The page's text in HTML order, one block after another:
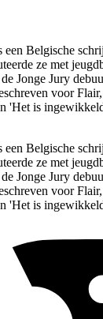
een Belgische
ze met
Jonge Jury
voor
'Het is
een Belgische
ze met
Jonge Jury
voor
'Het is